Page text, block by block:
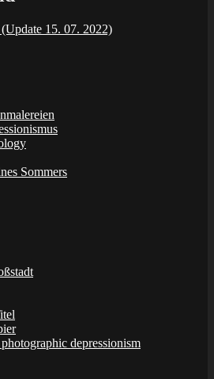
15. 07. 2022)
Sommers
depressionism